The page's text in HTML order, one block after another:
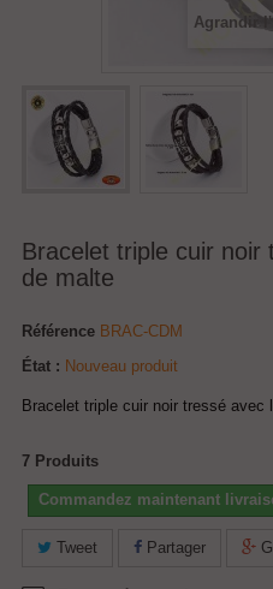
Agrandir
Bracelet triple cuir noir
de malte
Référence BRAC-CDM
État : Nouveau produit
Bracelet triple cuir noir tressé avec
7 Produits
Commandez maintenant
Tweet Partager